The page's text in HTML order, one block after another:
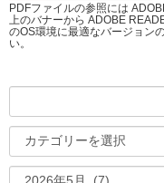
PDFファイルの参照には
上のバナーから ADOBE
のOS環境に最適なバージョン
い。